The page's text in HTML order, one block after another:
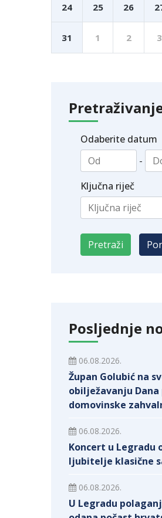
24 25 26
31 1 2 3
Odaberite datum
-
Ključna riječ
Posljednje
06.08.2026.
Župan Golubić na
obilježavanju
domovinske
06.08.2026.
Koncert u Legradu
ljubitelje klasične
06.08.2026.
U Legradu